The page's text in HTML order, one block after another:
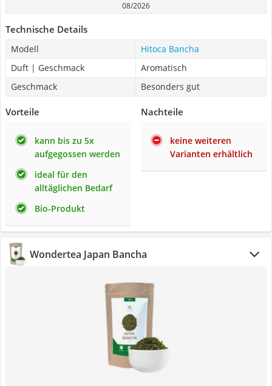
08/2026
Technische Details
Modell
Hitoca Bancha
Duft | Geschmack
Aromatisch
Geschmack
Besonders gut
Vorteile
kann bis zu 5x
aufgegossen werden
ideal für den
alltäglichen Bedarf
Bio-Produkt
Nachteile
keine weiteren
Varianten erhältlich
Wondertea Japan Bancha